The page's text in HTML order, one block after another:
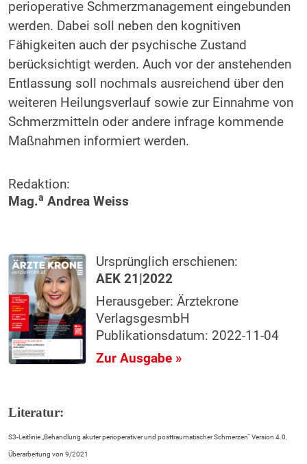
perioperative Schmerzmanagement eingebunden
werden. Dabei soll neben den kognitiven
Fähigkeiten auch der psychische Zustand
berücksichtigt werden. Auch vor der anstehenden
Entlassung soll nochmals ausreichend über den
weiteren Heilungsverlauf sowie zur Einnahme von
Schmerzmitteln oder andere infrage kommende
Maßnahmen informiert werden.
Redaktion:
Mag.a Andrea Weiss
Ursprünglich erschienen:
AEK 21|2022
Herausgeber: Ärztekrone
VerlagsgesmbH
Publikationsdatum: 2022-11-04
Zur Ausgabe »
Literatur:
S3-Leitlinie „Behandlung akuter perioperativer und posttraumatischer Schmerzen“ Version 4.0,
Überarbeitung von 9/2021